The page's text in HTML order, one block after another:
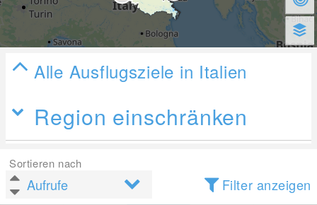
Alle Ausflugsziele in Italien
Region einschränken
Sortieren nach
Filter anzeigen